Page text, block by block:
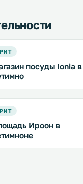
посуды Ionia в
Ироон в